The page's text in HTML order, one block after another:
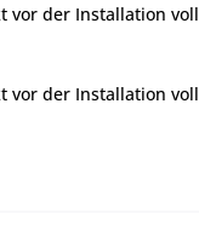
vor der Installation
vor der Installation